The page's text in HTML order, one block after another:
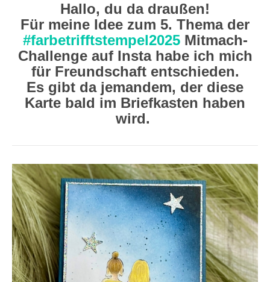
Hallo, du da draußen!
Für meine Idee zum 5. Thema der
#farbetrifftstempel2025Mitmach-
Challenge auf Insta habe ich mich
für Freundschaft entschieden.
Es gibt da jemandem, der diese
Karte bald im Briefkasten haben
wird.